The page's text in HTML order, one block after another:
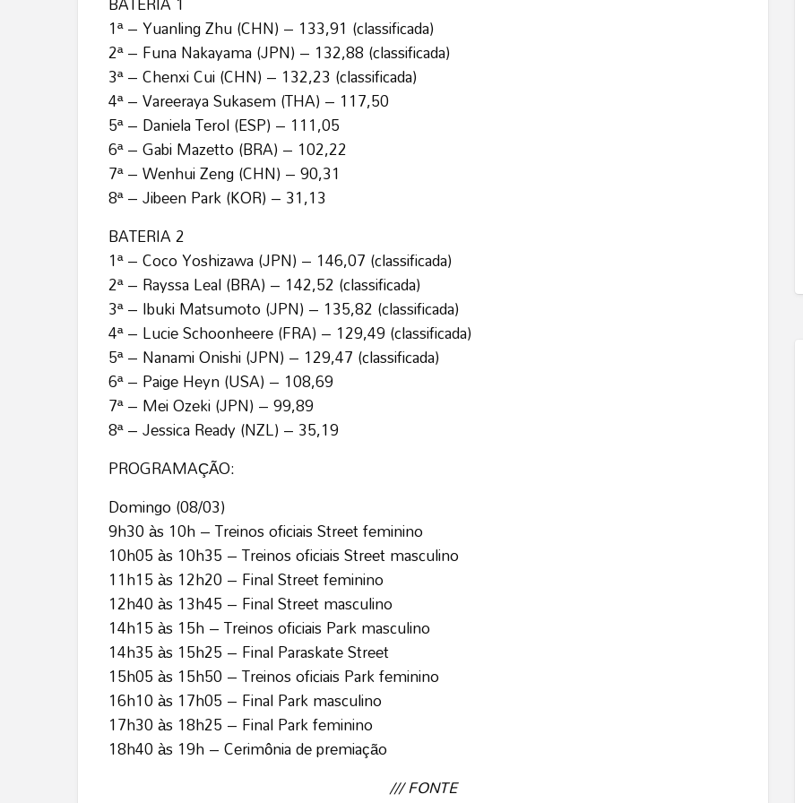
1ª – Yuanling Zhu (CHN) – 133,91 (classificada)
2ª – Funa Nakayama (JPN) – 132,88 (classificada)
3ª – Chenxi Cui (CHN) – 132,23 (classificada)
4ª – Vareeraya Sukasem (THA) – 117,50
5ª – Daniela Terol (ESP) – 111,05
6ª – Gabi Mazetto (BRA) – 102,22
7ª – Wenhui Zeng (CHN) – 90,31
8ª – Jibeen Park (KOR) – 31,13
BATERIA 2
1ª – Coco Yoshizawa (JPN) – 146,07 (classificada)
2ª – Rayssa Leal (BRA) – 142,52 (classificada)
3ª – Ibuki Matsumoto (JPN) – 135,82 (classificada)
4ª – Lucie Schoonheere (FRA) – 129,49 (classificada)
5ª – Nanami Onishi (JPN) – 129,47 (classificada)
6ª – Paige Heyn (USA) – 108,69
7ª – Mei Ozeki (JPN) – 99,89
8ª – Jessica Ready (NZL) – 35,19
PROGRAMAÇÃO:
Domingo (08/03)
9h30 às 10h – Treinos oficiais Street feminino
10h05 às 10h35 – Treinos oficiais Street masculino
11h15 às 12h20 – Final Street feminino
12h40 às 13h45 – Final Street masculino
14h15 às 15h – Treinos oficiais Park masculino
14h35 às 15h25 – Final Paraskate Street
15h05 às 15h50 – Treinos oficiais Park feminino
16h10 às 17h05 – Final Park masculino
17h30 às 18h25 – Final Park feminino
18h40 às 19h – Cerimônia de premiação
/// FONTE